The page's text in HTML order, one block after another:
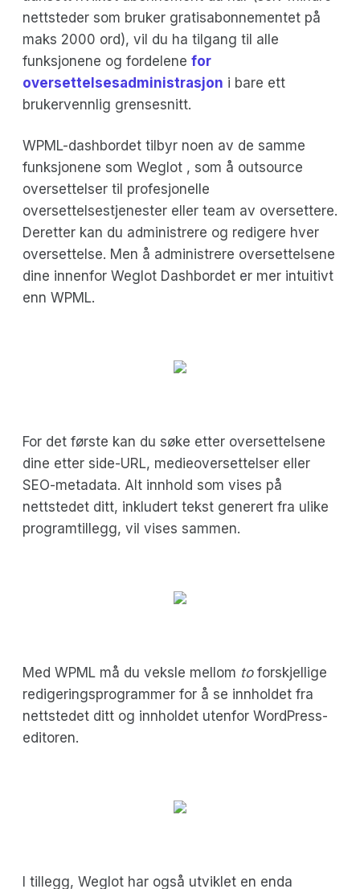
nettsteder som bruker gratisabonnementet på
maks 2000 ord), vil du ha tilgang til alle
funksjonene og fordelene for
oversettelsesadministrasjon i bare ett
brukervennlig grensesnitt.
WPML-dashbordet tilbyr noen av de samme
funksjonene som Weglot , som å outsource
oversettelser til profesjonelle
oversettelsestjenester eller team av oversettere.
Deretter kan du administrere og redigere hver
oversettelse. Men å administrere oversettelsene
dine innenfor Weglot Dashbordet er mer intuitivt
enn WPML.
For det første kan du søke etter oversettelsene
dine etter side-URL, medieoversettelser eller
SEO-metadata. Alt innhold som vises på
nettstedet ditt, inkludert tekst generert fra ulike
programtillegg, vil vises sammen.
Med WPML må du veksle mellom toforskjellige
redigeringsprogrammer for å se innholdet fra
nettstedet ditt og innholdet utenfor WordPress-
editoren.
I tillegg, Weglot har også utviklet en enda